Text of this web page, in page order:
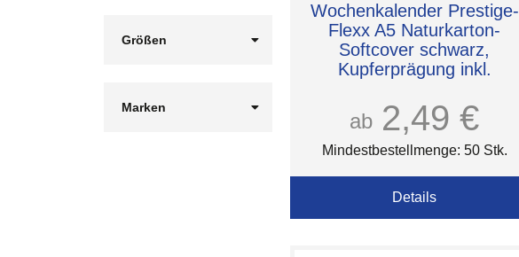
Größen
2 GB
Marken
Wochenkalender Prestige-
Flexx A5 Naturkarton-
Softcover schwarz,
Kupferprägung inkl.
ab 2,49 €
Mindestbestellmenge: 50 Stk.
Details